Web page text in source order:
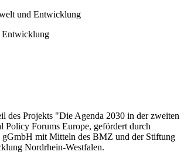
des Projekts "Die Agenda 2030 in der zweiten
Policy Forums Europe, gefördert durch
gGmbH mit Mitteln des BMZ und der Stiftung
Nordrhein-Westfalen.